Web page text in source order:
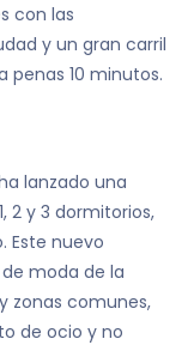
con las
y un gran carril
10 minutos.
lanzado una
2 y 3 dormitorios,
Este nuevo
moda de la
zonas comunes,
de ocio y no